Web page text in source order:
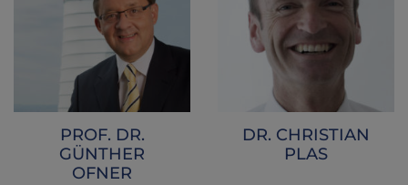
PROF. DR.
GÜNTHER
OFNER
DR. CHRISTIAN
PLAS